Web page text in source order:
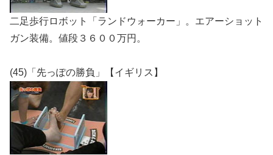
二足歩行ロボット「ランドウォーカー」。エアーショット
ガン装備。値段３６００万円。
(45)「先っぽの勝負」【イギリス】